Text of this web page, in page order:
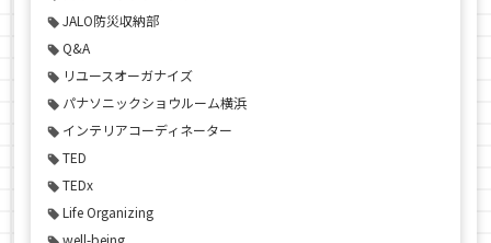
JALO防災収納部
Q&A
リユースオーガナイズ
パナソニックショウルーム横浜
インテリアコーディネーター
TED
TEDx
Life Organizing